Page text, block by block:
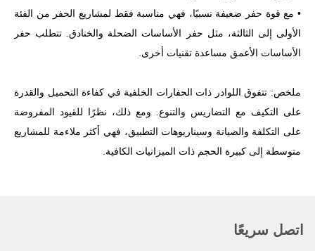
• مع قوة حفر ضعيفة نسبيًا، فهي مناسبة فقط لمشاريع الحفر من الفئة
الأولى إلى الثالثة، مثل حفر الأساسات الضحلة والخنادق. تتطلب حفر
الأساسات الأعمق مساعدة تقنيات أخرى.
ملخص: تتفوق اللوادر ذات الحفارات الخلفية في كفاءة التحميل والقدرة
على التكيف مع التضاريس والتنوع. ومع ذلك، نظرًا للقيود المفروضة
على التكلفة والصيانة وسيناريوهات التطبيق، فهي أكثر ملاءمة للمشاريع
متوسطة إلى كبيرة الحجم ذات الميزانيات الكافية.
اتصل سريعًا